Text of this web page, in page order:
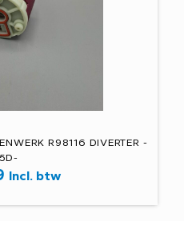
R98116 DIVERTER -
Incl. btw